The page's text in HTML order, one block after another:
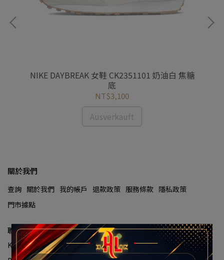
NIKE DAYBREAK 女鞋 CK2351101 奶油白 焦糖
底
NT$3,100
Ausverkauft
關於我們
查詢 關於我們 我的帳戶 退款政策 服務條款 隱私政策
門市據點
聯絡資訊
Kundenservice-Hotline:(02)2929-8334